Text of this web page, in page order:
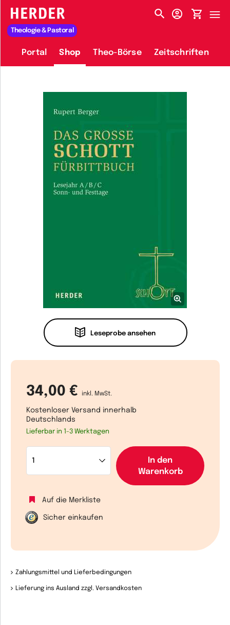
HERDER-MENÜ
Theologie & Pastoral
Portal Shop Theo-Börse Zeitschriften
Leseprobe ansehen
34,00 € inkl. MwSt.
Kostenloser Versand innerhalb
Deutschlands
Lieferbar in 1-3 Werktagen
In den
Warenkorb
Auf die Merkliste
Sicher einkaufen
Zahlungsmittel und Lieferbedingungen
Lieferung ins Ausland zzgl. Versandkosten